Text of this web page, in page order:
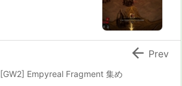
[GW2] Empyreal Fragment 集め
 Prev